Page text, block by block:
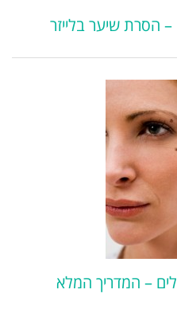
הסרת שיער בלייזר
– המדריך המלא